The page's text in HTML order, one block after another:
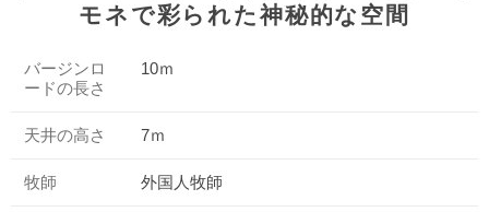
モネで彩られた神秘的な空間
バージンロ
ードの長さ
10ｍ
天井の高さ 7ｍ
牧師 外国人牧師